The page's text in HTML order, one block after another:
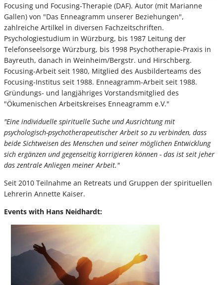
Focusing und Focusing-Therapie (DAF). Autor (mit Marianne
Gallen) von "Das Enneagramm unserer Beziehungen",
zahlreiche Artilkel in diversen Fachzeitschriften.
Psychologiestudium in Würzburg, bis 1987 Leitung der
Telefonseelsorge Würzburg, bis 1998 Psychotherapie-Praxis in
Bayreuth, danach in Weinheim/Bergstr. und Hirschberg.
Focusing-Arbeit seit 1980, Mitglied des Ausbilderteams des
Focusing-Institus seit 1988. Enneagramm-Arbeit seit 1988.
Gründungs- und langjähriges Vorstandsmitglied des
"Ökumenischen Arbeitskreises Enneagramm e.V."
"Eine individuelle spirituelle Suche und Ausrichtung mit
psychologisch-psychotherapeutischer Arbeit so zu verbinden, dass
beide Sichtweisen des Menschen und seiner möglichen Entwicklung
sich ergänzen und gegenseitig korrigieren können - das ist seit jeher
das zentrale Anliegen meiner Arbeit."
Seit 2010 Teilnahme an Retreats und Gruppen der spirituellen
Lehrerin Annette Kaiser.
Events with Hans Neidhardt: